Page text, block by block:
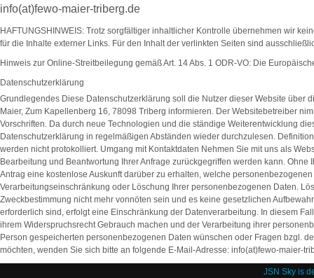
info(at)fewo-maier-triberg.de
HAFTUNGSHINWEIS: Trotz sorgfältiger inhaltlicher Kontrolle übernehmen wir
für die Inhalte externer Links. Für den Inhalt der verlinkten Seiten sind
Hinweis zur Online-Streitbeilegung gemäß Art. 14 Abs. 1 ODR-VO: Die
Datenschutzerklärung
Grundlegendes Diese Datenschutzerklärung soll die Nutzer dieser Website über
Maier, Zum Kapellenberg 16, 78098 Triberg informieren. Der Websitebetreiber
Vorschriften. Da durch neue Technologien und die ständige Weiterentwicklung
Datenschutzerklärung in regelmäßigen Abständen wieder durchzulesen.
werden nicht protokolliert. Umgang mit Kontaktdaten Nehmen Sie mit uns als
Bearbeitung und Beantwortung Ihrer Anfrage zurückgegriffen werden kann.
Antrag eine kostenlose Auskunft darüber zu erhalten, welche
Verarbeitungseinschränkung oder Löschung Ihrer personenbezogenen Daten.
Zweckbestimmung nicht mehr vonnöten sein und es keine gesetzlichen
erforderlich sind, erfolgt eine Einschränkung der Datenverarbeitung. In diesem
ihrem Widerspruchsrecht Gebrauch machen und der Verarbeitung ihrer
Person gespeicherten personenbezogenen Daten wünschen oder Fragen bzgl.
möchten, wenden Sie sich bitte an folgende E-Mail-Adresse: info(at)fewo-maier-
JSN Sky is